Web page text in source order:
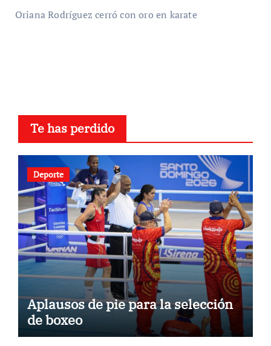
Oriana Rodríguez cerró con oro en karate
Te has perdido
Deporte
Aplausos de pie para la selección
de boxeo